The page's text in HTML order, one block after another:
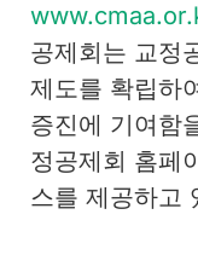
공제회는 교정
제도를 확립하
증진에 기여함
정공제회 홈페
스를 제공하고